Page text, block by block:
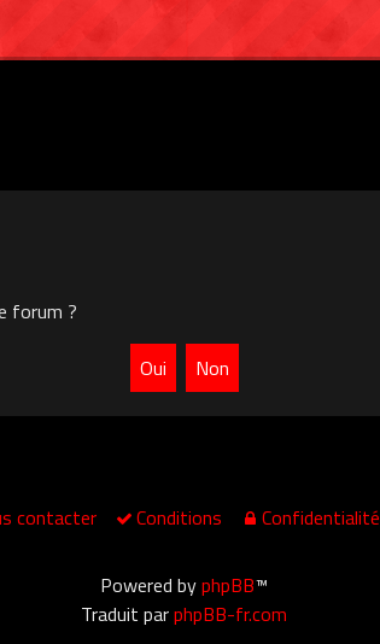
forum ?
Confidentialité
Conditions
contacter
Powered byphpBB™
Traduit parphpBB-fr.com